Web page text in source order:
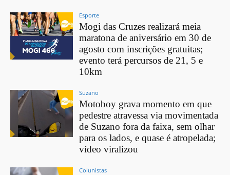
Esporte
Mogi das Cruzes realizará meia
maratona de aniversário em 30 de
agosto com inscrições gratuitas;
evento terá percursos de 21, 5 e
10km
Suzano
Motoboy grava momento em que
pedestre atravessa via movimentada
de Suzano fora da faixa, sem olhar
para os lados, e quase é atropelada;
vídeo viralizou
Colunistas